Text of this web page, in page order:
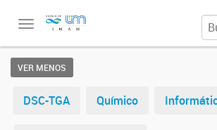
Toggle
VER MENOS
DSC-TGA Químico